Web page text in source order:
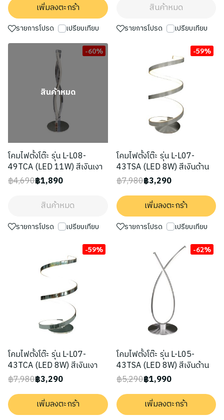
เพิ่มลงตะกร้า
รายการโปรด เปรียบเทียบ
สินค้าหมด
รายการโปรด เปรียบเทียบ
-60%
สินค้าหมด
โคมไฟตั้งโต๊ะ รุ่น L-L08-
49TCA (LED 11W) สีเงินเงา
฿4,690฿1,890
สินค้าหมด
รายการโปรด เปรียบเทียบ
-59%
โคมไฟตั้งโต๊ะ รุ่น L-L07-
43TSA (LED 8W) สีเงินด้าน
฿7,980฿3,290
เพิ่มลงตะกร้า
รายการโปรด เปรียบเทียบ
-59%
โคมไฟตั้งโต๊ะ รุ่น L-L07-
43TCA (LED 8W) สีเงินเงา
฿7,980฿3,290
เพิ่มลงตะกร้า
-62%
โคมไฟตั้งโต๊ะ รุ่น L-L05-
43TSA (LED 8W) สีเงินด้าน
฿5,290฿1,990
เพิ่มลงตะกร้า